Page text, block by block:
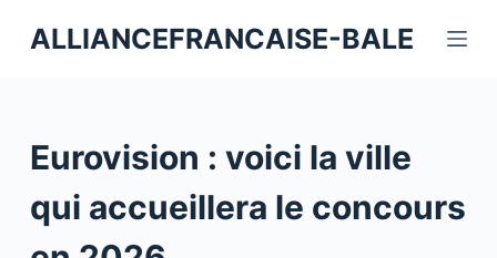
a
e
ALLIANCEFRANCAISE-BALE
Eurovision : voici la ville
qui accueillera le concours